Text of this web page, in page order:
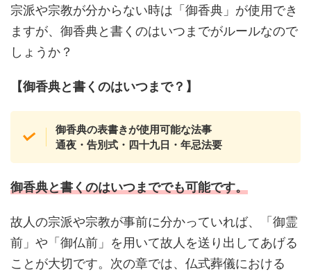
宗派や宗教が分からない時は「御香典」が使用でき
ますが、御香典と書くのはいつまでがルールなので
しょうか？
【御香典と書くのはいつまで？】
御香典の表書きが使用可能な法事
通夜・告別式・四十九日・年忌法要
御香典と書くのはいつまででも可能です。
故人の宗派や宗教が事前に分かっていれば、「御霊
前」や「御仏前」を用いて故人を送り出してあげる
ことが大切です。次の章では、仏式葬儀における